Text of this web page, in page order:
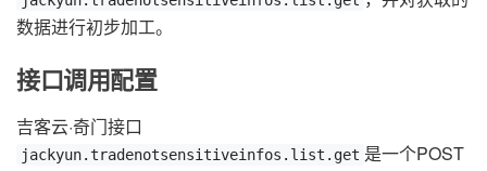
数据进行初步加工。
接口调用配置
吉客云·奇门接口
jackyun.tradenotsensitiveinfos.list.get 是一个POST